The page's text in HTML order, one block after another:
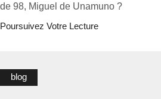
de 98, Miguel de Unamuno ?
Poursuivez Votre Lecture
blog